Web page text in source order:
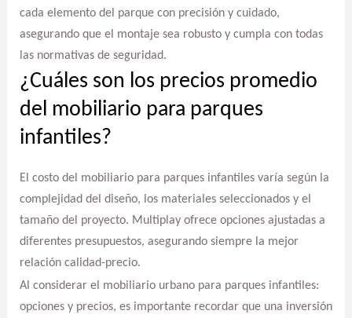
cada elemento del parque con precisión y cuidado,
asegurando que el montaje sea robusto y cumpla con todas
las normativas de seguridad.
¿Cuáles son los precios promedio
del mobiliario para parques
infantiles?
El costo del mobiliario para parques infantiles varía según la
complejidad del diseño, los materiales seleccionados y el
tamaño del proyecto. Multiplay ofrece opciones ajustadas a
diferentes presupuestos, asegurando siempre la mejor
relación calidad-precio.
Al considerar el mobiliario urbano para parques infantiles:
opciones y precios, es importante recordar que una inversión